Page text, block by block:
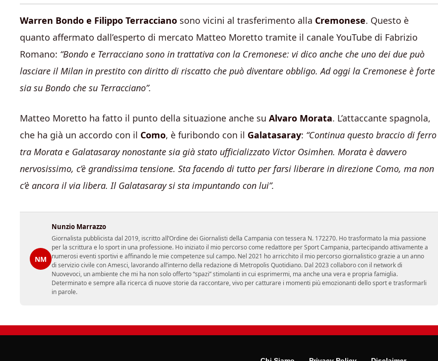
Warren Bondo e Filippo Terracciano sono vicini al trasferimento alla Cremonese. Questo è
quanto affermato dall’esperto di mercato Matteo Moretto tramite il canale YouTube di Fabrizio
Romano: “Bondo e Terracciano sono in trattativa con la Cremonese: vi dico anche che uno dei due può
lasciare il Milan in prestito con diritto di riscatto che può diventare obbligo. Ad oggi la Cremonese è forte
sia su Bondo che su Terracciano”.
Matteo Moretto ha fatto il punto della situazione anche su Alvaro Morata. L’attaccante spagnola,
che ha già un accordo con il Como, è furibondo con il Galatasaray: “Continua questo braccio di ferro
tra Morata e Galatasaray nonostante sia già stato ufficializzato Victor Osimhen. Morata è davvero
nervosissimo, c’è grandissima tensione. Sta facendo di tutto per farsi liberare in direzione Como, ma non
c’è ancora il via libera. Il Galatasaray si sta impuntando con lui”.
NM
Nunzio Marrazzo
Giornalista pubblicista dal 2019, iscritto all’Ordine dei Giornalisti della Campania con tessera N. 172270. Ho trasformato la mia passione
per la scrittura e lo sport in una professione. Ho iniziato il mio percorso come redattore per Sport Campania, partecipando attivamente a
numerosi eventi sportivi e affinando le mie competenze sul campo. Nel 2021 ho arricchito il mio percorso giornalistico grazie a un anno
di servizio civile con Amesci, lavorando all’interno della redazione di Metropolis Quotidiano. Dal 2023 collaboro con il network di
Nuovevoci, un ambiente che mi ha non solo offerto “spazi” stimolanti in cui esprimermi, ma anche una vera e propria famiglia.
Determinato e sempre alla ricerca di nuove storie da raccontare, vivo per catturare i momenti più emozionanti dello sport e trasformarli
in parole.